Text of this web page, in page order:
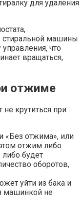
для удаления
стиральной машины
что
вращаться,
отжиме
крутиться при
«Без отжима», или
отжим либо
будет
оборотов,
уйти из бака и
машинкой не